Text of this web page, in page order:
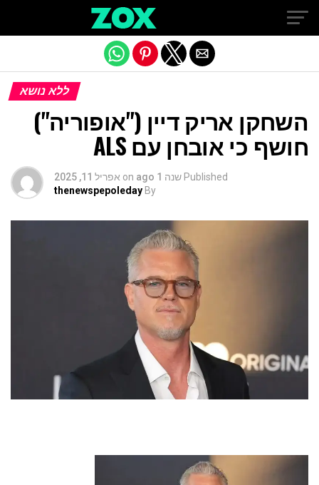
ללא נושא
השחקן אריק דיין ("אופוריה")
חושף כי אובחן עם ALS
Published שנה 1 ago on אפריל 11, 2025
By
thenewspepoleday
Exit mobile version